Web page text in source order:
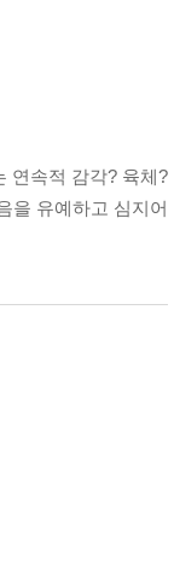
연속적 감각? 육체?
을 유예하고 심지어